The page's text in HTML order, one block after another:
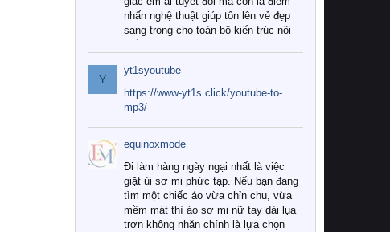
nhấn nghệ thuật giúp tôn lên vẻ đẹp
sang trọng cho toàn bộ kiến trúc nội
Tuy nhiên, giữa thị trường đa dạng
với vô vàn thương hiệu và mẫu mã
như hiện nay, làm thế nào để chọn
được những bộ chăn ga gối đệm cao
cấp thực sự chất lượng, phù hợp với
khí hậu và nhu cầu sử dụng của gia
đình? Hãy cùng chúng tôi đi tìm lời
giải đáp chi tiết qua bài viết dưới đây.
1. Tại sao các gia đình hiện đại lại ưa
chuộng chăn ga gối đệm cao cấp?
Y
yt1syoutube
https://www-yt1s.click/youtube-to-
mp3/
equinoxmode
Đi làm hàng ngày ngại nhất là việc
giặt ủi sơ mi phức tạp. Nếu bạn đang
tìm một chiếc áo vừa chỉn chu, vừa
mềm mát thì áo sơ mi nữ tay dài lụa
trơn không nhăn chính là lựa chọn